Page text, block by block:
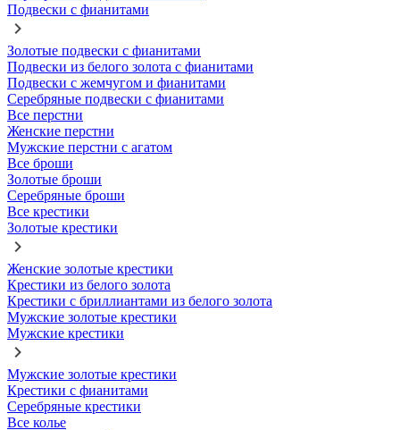
Подвески с фианитами
Золотые подвески с фианитами
Подвески из белого золота с фианитами
Подвески с жемчугом и фианитами
Серебряные подвески с фианитами
Все перстни
Женские перстни
Мужские перстни с агатом
Все броши
Золотые броши
Серебряные броши
Все крестики
Золотые крестики
Женские золотые крестики
Крестики из белого золота
Крестики с бриллиантами из белого золота
Мужские золотые крестики
Мужские крестики
Мужские золотые крестики
Крестики с фианитами
Серебряные крестики
Все колье